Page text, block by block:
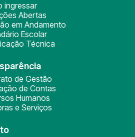
ingressar
Abertas
em Andamento
Escolar
Técnica
de Gestão
de Contas
Humanos
e Serviços